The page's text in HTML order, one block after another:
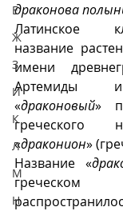
Е
Ж
З
И
К
Л
М
Н
драконова
Латинское
название
имени
Артемиды и
«драконовый»
греческого
«драконион»
Название «